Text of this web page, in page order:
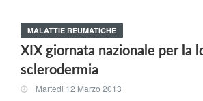
MALATTIE REUMATICHE
XIX giornata nazionale per la
sclerodermia
Martedi 12 Marzo 2013